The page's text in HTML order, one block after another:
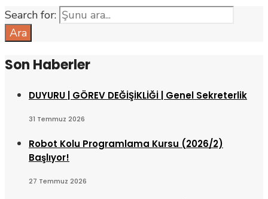
Search for:
Ara
Son Haberler
DUYURU | GÖREV DEĞİŞİKLİĞİ | Genel Sekreterlik
31 Temmuz 2026
Robot Kolu Programlama Kursu (2026/2)
Başlıyor!
27 Temmuz 2026